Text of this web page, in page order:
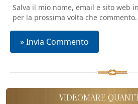
Salva il mio nome, email e sito web
per la prossima volta che commento.
VIDEOMARE